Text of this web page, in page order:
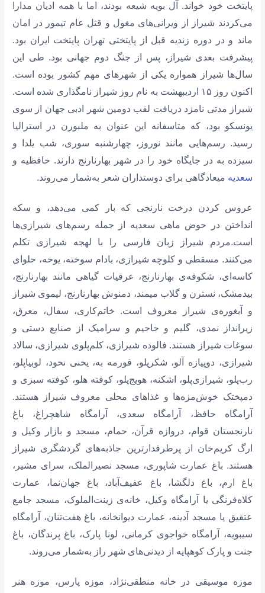
پایتخت خود خواند. آل بویه شیعه بودند، اما با همه‌ ادیان مدارا
می‌کردند شیراز از ویرانی‌های مغول و قتل عام تیمور در امان
ماند و در دوره زندیه قبل از پایتختی تهران پایتخت ایران بود.
پیشرفت بعدی شیراز، پس از جنگ دوم جهانی بود. طی این
سال‌ها شیراز همواره یکی از شهرهای مهم کشور بوده است.
اکنون روز ۱۵ اردیبهشت به نام روز شیراز نامگذاری شده است.
شیراز مدتی نامزد دریافت لقب دومین شهر ادبی جهان از سوی
یونسکو بود، که متاسفانه این عنوان به ملبورن در استرالیا
رسید. رسم‌هایی مانند نوروز، چهارشنبه سوری، شب یلدا و
سیزده به در جایگاه خود را در شهر بهارنارنج دارند. حافظیه و
سعدیه میعادگاهی برای دوستداران شعر به‌شمار می‌روند.
عروس کردن درخت نارنجی که بار کمی می‌دهد، و سکه
انداختن در حوض ماهی سعدیه از جمله رسم‌های شیرازی‌ها
است.مردم شیراز زبان فارسی را با لهجه شیرازی تکلم
می‌کنند. مسقطی و کلوچه شیرازی، بادام سوخته،‌ ‌یوخه، حلوای
کاسه‌ای، شکوفه‌ی بهارنارنج، عرقیات گیاهی مانند بهارنارنج،
بیدمشک، نسترن و گلاب میمند، دمنوش بهارنارنج، لیموی شیراز
و آبغوره‌ی شیراز معروف است. خاتم‌کاری، سفال، معرق،
زیرانداز نمدی، گلیم و جاجیم و سرامیک از صنایع دستی و
سوغات شیراز هستند. فالوده شیرازی،‌ کلم‌پلوی شیرازی، سالاد
شیرازی، دوپیازه آلو، شکرپلو، قورمه به، یخنی نخود، لوبیاپلو،
رب‌پلو، شیرازی‌پلو، اشکنه،‌ هویج‌پلو، کوفته هلو،‌ کوفته سبزی و
دمپختک خوش‌مزه‌ها و غذاهای محلی معروف شیراز هستند.
آرامگاه حافظ، آرامگاه سعدی، آرامگاه شاهچراغ،‌ باغ
نارنجستان قوام،‌ دروازه قرآن، حمام، مسجد و بازار وکیل و
ارگ کریم‌خان از پرطرفدارترین جاذبه‌های گردشگری شیراز
هستند. باغ عمارت شاپوری، مسجد نصیرالملک، سرای مشیر،
باغ ارم،‌ باغ دلگشا، باغ عفیف‌آباد، باغ جهان‌نما،‌ عمارت
کلاه‌فرنگی یا آرامگاه وکیل، خانه‌ی زینت‌الملوک، مسجد جامع
عتقیق یا مسجد آدینه، عمارت دیوانخانه، باغ هفت‌تنان، آرامگاه
سیبویه، آرامگاه خواجوی کرمانی، لونا پارک، باغ پرندگان،‌ باغ
جنت و پارک کوهپایه از دیدنی‌های شهر راز به‌شمار می‌روند.
موزه موسیقی در خانه منطقی‌نژاد،‌ موزه‌ پارس،‌ موزه هنر